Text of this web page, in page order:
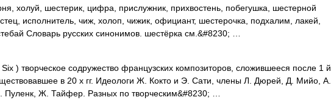
холуй, шестерик, цифра, прислужник, прихвостень, побегушка, шестерной
исполнитель, чиж, холоп, чижик, официант, шестерочка, подхалим, лакей,
Словарь русских синонимов. шестёрка см.&#8230; …
) творческое содружество французских композиторов, сложившееся после 1 й
в 20 х гг. Идеологи Ж. Кокто и Э. Сати, члены Л. Дюрей, Д. Мийо, А.
Ж. Тайфер. Разных по творческим&#8230; …